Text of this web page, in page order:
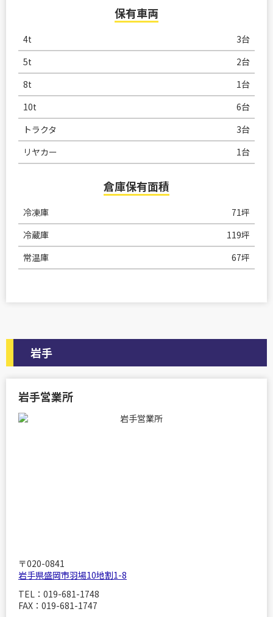
保有車両
4t
3台
5t
2台
8t
1台
10t
6台
トラクタ
3台
リヤカー
1台
倉庫保有面積
冷凍庫
71坪
冷蔵庫
119坪
常温庫
67坪
岩手
岩手営業所
〒020-0841
岩手県盛岡市羽場10地割1-8
TEL：019-681-1748
FAX：019-681-1747